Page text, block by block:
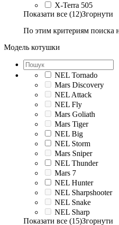
X-Terra 505
Показати все (12)Згорнути
По этим критериям поиска
Модель котушки
NEL Tornado
Mars Discovery
NEL Attack
NEL Fly
Mars Goliath
Mars Tiger
NEL Big
NEL Storm
Mars Sniper
NEL Thunder
Mars 7
NEL Hunter
NEL Sharpshooter
NEL Snake
NEL Sharp
Показати все (15)Згорнути